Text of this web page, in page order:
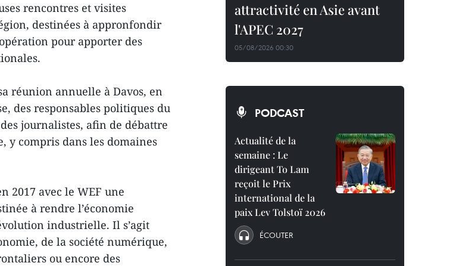
rencontres et visites
destinées à appronfondir
pour apporter des
réunion annuelle à Davos, en
des responsables politiques du
journalistes, afin de débattre
y compris dans les domaines
2017 avec le WEF une
à rendre l’économie
industrielle. Il s’agit
de la société numérique,
ou encore des
attractivité en Asie avant
l'APEC 2027
05/08/2026 00:30
PODCAST
Actualité de la
semaine : Le
dirigeant To Lam
reçoit le Prix
international de la
paix Lev Tolstoï 2026
ÉCOUTER